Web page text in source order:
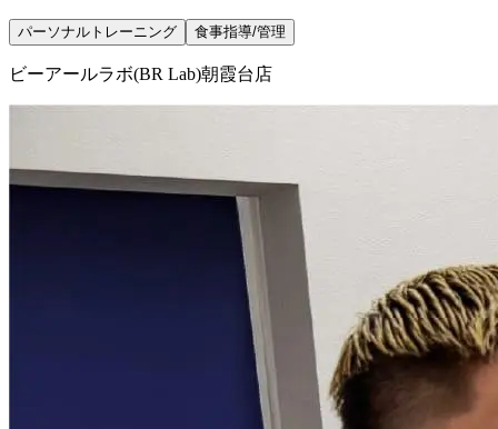
パーソナルトレーニング 食事指導/管理
ビーアールラボ(BR Lab)朝霞台店